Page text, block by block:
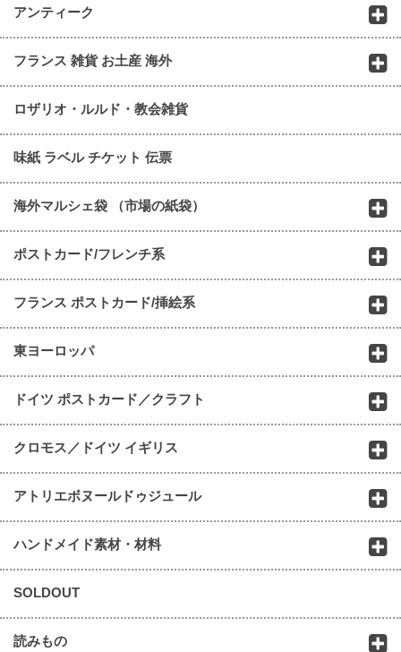
アンティーク
フランス 雑貨 お土産 海外
ロザリオ・ルルド・教会雑貨
味紙 ラベル チケット 伝票
海外マルシェ袋 （市場の紙袋）
ポストカード/フレンチ系
フランス ポストカード/挿絵系
東ヨーロッパ
ドイツ ポストカード／クラフト
クロモス／ドイツ イギリス
アトリエボヌールドゥジュール
ハンドメイド素材・材料
SOLDOUT
読みもの